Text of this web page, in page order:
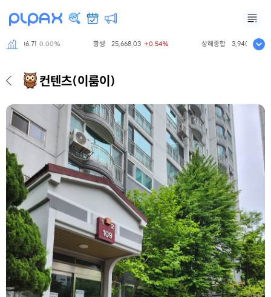
0.00% 25,668.03 +0.54% 상해종합 3,940.04 +1.01%
컨텐츠(이룸이)